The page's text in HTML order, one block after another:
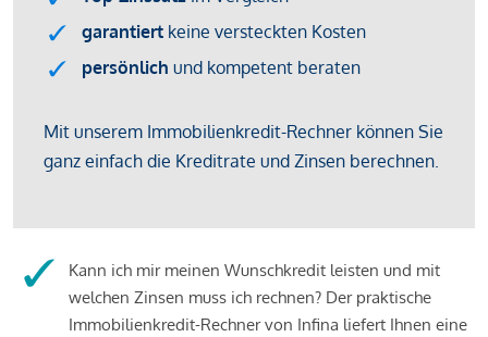
Kann ich mir meinen Wunschkredit leisten und mit
welchen Zinsen muss ich rechnen? Der praktische
Immobilienkredit-Rechner von Infina liefert Ihnen eine